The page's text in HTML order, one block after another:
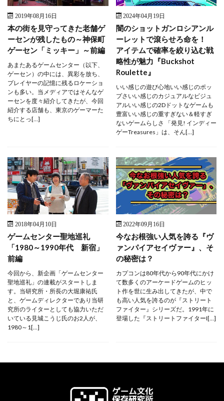
2019年08月16日
本の街を見守ってきた老舗ゲ
ーセンが残したもの～神保町
ゲーセン「ミッキー」～前編
あまたあるゲームセンター（以下、
ゲーセン）の中には、異彩を放ち、
プレイヤーの記憶に残るロケーショ
ンも多い。当メディアではそんなゲ
ーセンを度々紹介してきたが、今回
紹介する店舗も、東京のゲーマーた
ちにとっ[…]
2024年04月19日
闇のショットガンロシアンル
ーレットで滾らせろ命を！
アイテムで確率を絞り込む戦
略性が魅力『Buckshot
Roulette』
いい感じの遊び心地いい感じのポッ
プさいい感じのカジュアルなビジュ
アルいい感じの2Dドットなゲームも
豊富いい感じの重すぎない＆軽すぎ
ないゲームらしさ 「発見! インディー
ゲーTreasures」は、そん[…]
2018年04月10日
ゲームセンター聖地巡礼
「1980～1990年代 新宿」
前編
今回から、新企画「ゲームセンター
聖地巡礼」の連載がスタートしま
す。当研究所・所長の大堀康祐氏
と、ゲームディレクターであり当研
究所のライターとしても協力いただ
いている見城こうじ氏のお2人が、
1980～1[…]
2022年09月16日
今なお根強い人気を誇る『ヴ
ァンパイアセイヴァー』、そ
の秘密は？
カプコンは80年代から90年代にかけ
て数多くのアーケードゲームのヒッ
ト作を世に生み出してきたが、中で
も高い人気を誇るのが『ストリート
ファイター』シリーズだ。1991年に
登場した『ストリートファイターI[…]